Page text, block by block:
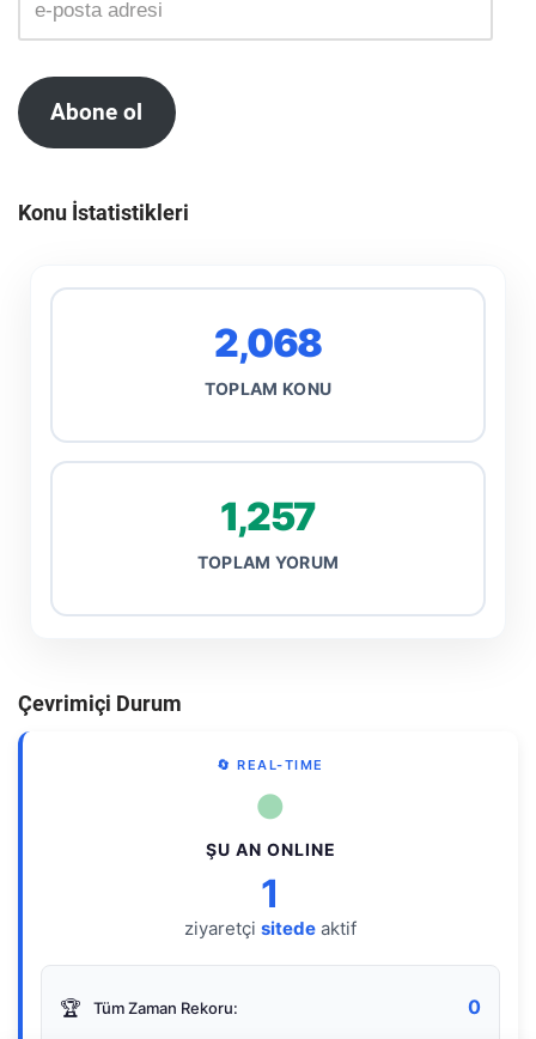
Abone ol
Konu İstatistikleri
2,068
TOPLAM KONU
1,257
TOPLAM YORUM
Çevrimiçi Durum
🔄 REAL-TIME
●
ŞU AN ONLINE
1
ziyaretçi sitede aktif
🏆 Tüm Zaman Rekoru: 0